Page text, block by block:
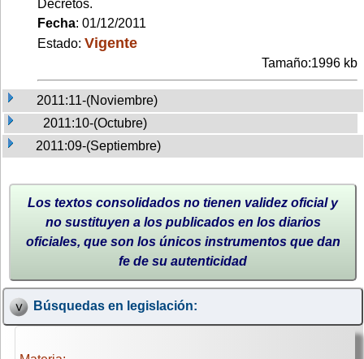
Decretos.
Fecha: 01/12/2011
Estado: Vigente
Tamaño:1996 kb
2011:11-(Noviembre)
2011:10-(Octubre)
2011:09-(Septiembre)
Los textos consolidados no tienen validez oficial y
no sustituyen a los publicados en los diarios
oficiales, que son los únicos instrumentos que dan
fe de su autenticidad
Búsquedas en legislación: